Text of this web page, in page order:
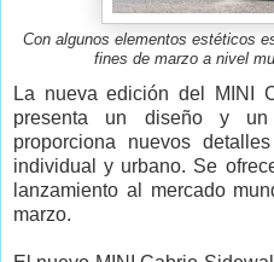
Con algunos elementos estéticos
fines de marzo a nivel
La nueva edición del MINI
presenta un diseño y un
proporciona nuevos
individual y urbano. Se
lanzamiento al mercado
marzo.